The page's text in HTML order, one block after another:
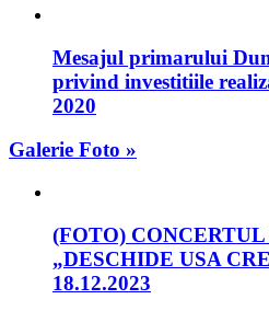
Mesajul primarului
privind investitiile
2020
Galerie Foto »
(FOTO)
„DESCHIDE USA
18.12.2023